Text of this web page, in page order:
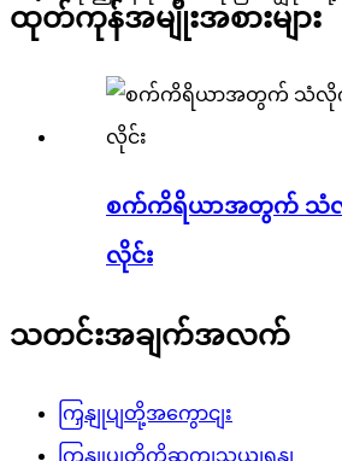
ထုတ်ကုန်အမျိုးအစားများ
စက်ကိရိယာအတွက် သံလို
လိုင်း
သတင်းအချက်အလက်
ကြှနျုပျတို့အကွောငျး
ကြှနျုပျတို့ကိုဆကျသှယျရနျ